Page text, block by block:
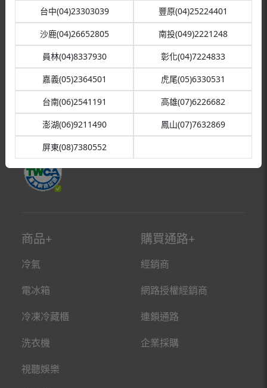
台中(04)23303039
豐原(04)25224401
沙鹿(04)26652805
南投(049)2221248
員林(04)8337930
彰化(04)7224833
嘉義(05)2364501
虎尾(05)6330531
台南(06)2541191
高雄(07)6226682
澎湖(06)9211490
鳳山(07)7632869
屏東(08)7380552
消費者服務專線：0800-081-567
©2021 SANLUX台灣三洋. All rights reserved
建議使用Google Chrome、Safari、Firefox、Edge瀏覽器觀
商品
冷氣
電冰箱
冷凍冷藏櫃
洗衣機
視聽娛樂
購買通路
經銷商
網路授權經銷商
連鎖通路
企業採購